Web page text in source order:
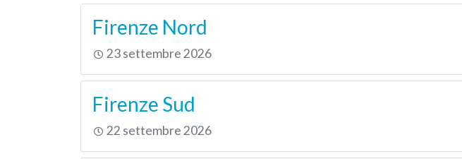
Firenze Nord
23 settembre 2026
Firenze Sud
22 settembre 2026